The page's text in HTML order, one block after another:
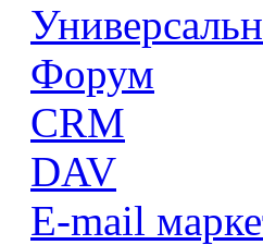
Форум
CRM
DAV
E-mail